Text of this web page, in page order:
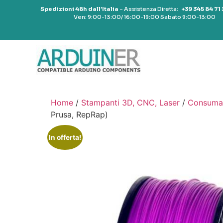
Spedizioni 48h dall’Italia – Assistenza Diretta: +39 345 84 71
Ven: 9:00-13:00/ 16:00-19:00 Sabato 9:00-13:00
Home / Stampanti 3D, CNC, Laser /
Prusa, RepRap)
In offerta!